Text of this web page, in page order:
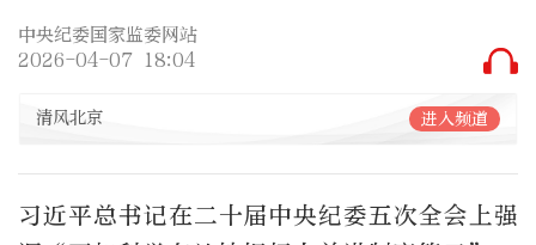
中央纪委国家监委网站
2026-04-07 18:04
清风北京 进入频道
习近平总书记在二十届中央纪委五次全会上强